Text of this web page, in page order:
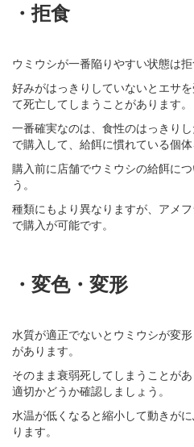
・拒食
ウミウシが一番陥りやすい状態は拒
好みがはっきりしていないとエサ
て死亡してしまうことがあります。
一番確実なのは、食性のはっきり
で購入して、給餌に慣れている個体
購入前に店舗でウミウシの給餌に
う。
種類にもより異なりますが、アメ
で購入が可能です。
・変色・変形
水質が適正でないとウミウシが変
があります。
そのまま衰弱死してしまうことが
適切かどうか確認しましょう。
水温が低くなると縮小して動きが
ります。